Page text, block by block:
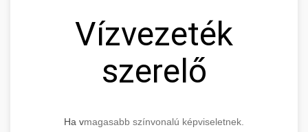
Vízvezeték
szerelő
Ha vmagasabb színvonalú képviseletnek.